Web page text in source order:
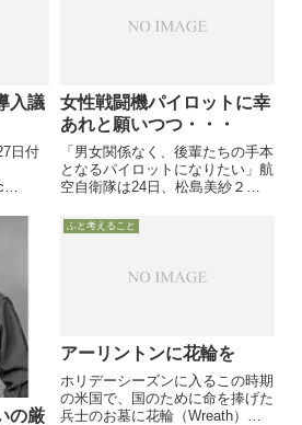
入議
日付
と岡
で当
女性戦闘機パイロットに幸
あれと願いつつ・・・
「男女関係なく、後輩たちの手本
となるパイロットになりたい」航
空自衛隊は24日、松島美紗２等
闘機（F-15）パイロットに正式任
命しました。松島２尉は横浜市の
卒業後、航空自衛隊の操縦...
の厳
ふと考えること
アーリントンに花輪を
ホリデーシーズンに入るこの時期
の米国で、国のために命を捧げた
兵士のお墓に花輪（Wreath）を